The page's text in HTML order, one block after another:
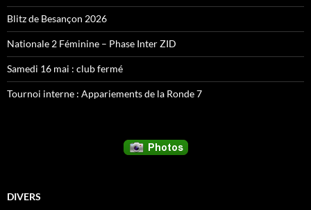
Blitz de Besançon 2026
Nationale 2 Féminine – Phase Inter ZID
Samedi 16 mai : club fermé
Tournoi interne : Appariements de la Ronde 7
DIVERS